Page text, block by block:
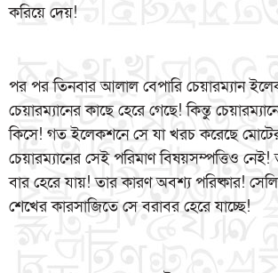
করিয়ে দেয়!
পর পর তিনবার আলাল বেপারি চেয়ারম্যান
চেয়ারম্যানের কাছে হেরে গেছে! কিন্তু
কিসে! গত ইলেকশনে সে যা খরচ করেছে
চেয়ারম্যানের সেই পরিমাণ বিষয়সম্পত্তিও
বার হেরে যায়! তার কারণ অবশ্য পরিষ্কার!
শেখের কারসাজিতে সে বরাবর হেরে যাচ্ছে!